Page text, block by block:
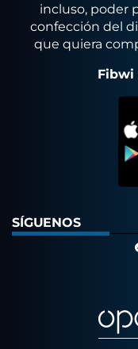
incluso, poder
confección del
que quiera
Fibwi
SÍGUENOS